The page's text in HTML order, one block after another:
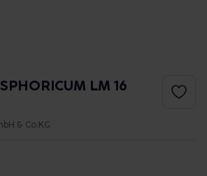
LM 16
& Co.KG